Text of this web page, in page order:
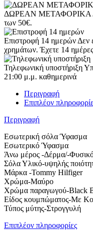
ΔΩΡΕΑΝ ΜΕΤΑΦΟΡΙΚΑ
των 50€.
Επιστροφή 14 ημερών Δεν
χρημάτων. Έχετε 14 ημέρες
Τηλεφωνική υποστήριξη
21:00 μ.μ. καθημερινά
Περιγραφή
Επιπλέον
Περιγραφή
Εσωτερική σόλα Ύφασμα
Εσωτερικό Ύφασμα
Άνω μέρος -Δέρμα/-
Σόλα Υλικό-υψηλής
Μάρκα -Tommy Hilfiger
Χρώμα-Μαύρο
Χρώμα παραγωγού-Black
Είδος κουμπώματος-Με
Τύπος μύτης-Στρογγυλή
Επιπλέον πληροφορίες